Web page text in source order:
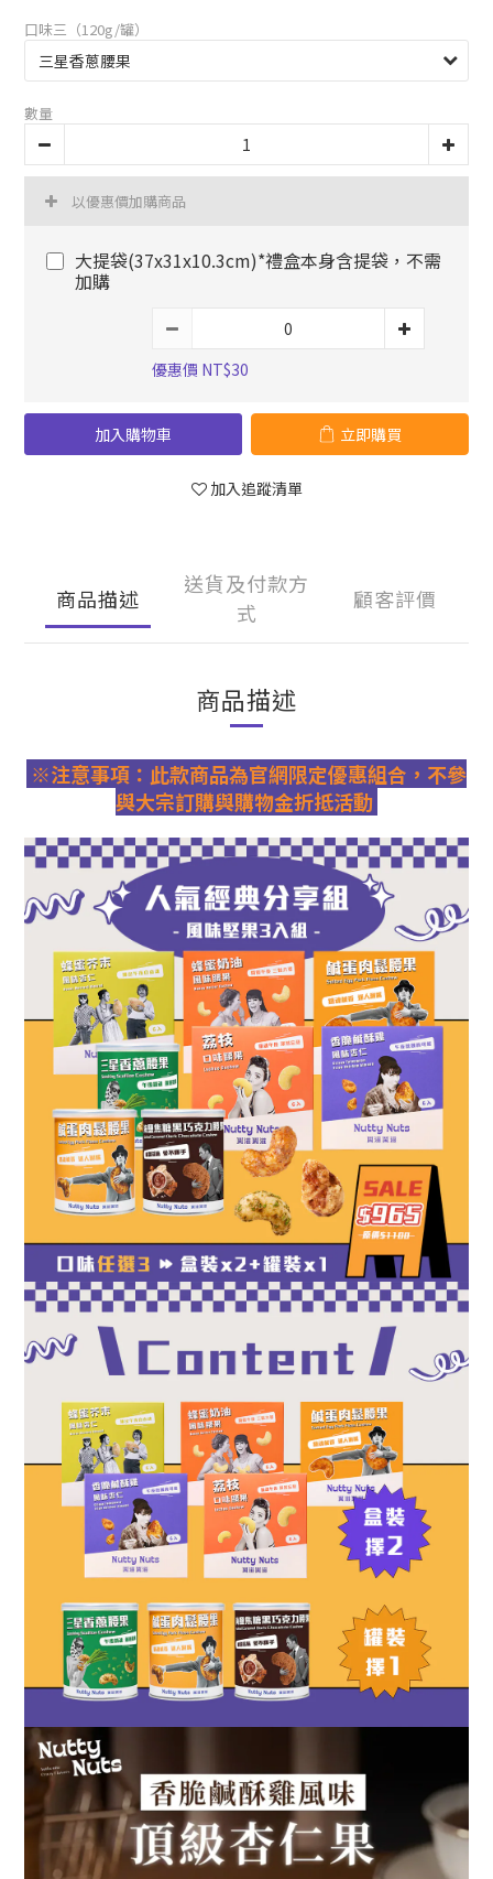
口味三（120g/罐）
數量
以優惠價加購商品
大提袋(37x31x10.3cm)*禮盒本身含提袋，不需
加購
優惠價 NT$30
加入購物車 立即購買
加入追蹤清單
商品描述
送貨及付款方
式
顧客評價
商品描述
※注意事項：此款商品為官網限定優惠組合，不參
與大宗訂購與購物金折抵活動